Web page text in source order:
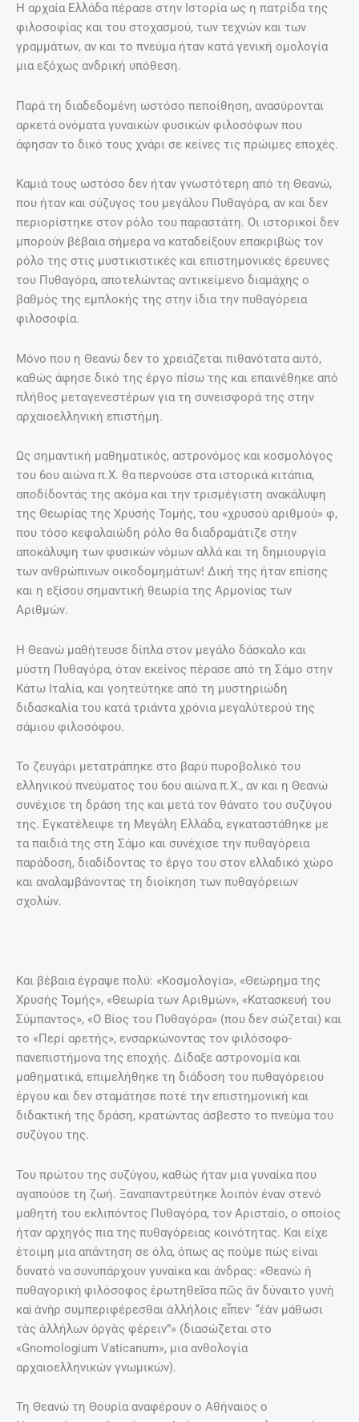
Η αρχαία Ελλάδα πέρασε στην Ιστορία ως η πατρίδα της
φιλοσοφίας και του στοχασμού, των τεχνών και των
γραμμάτων, αν και το πνεύμα ήταν κατά γενική ομολογία
μια εξόχως ανδρική υπόθεση.
Παρά τη διαδεδομένη ωστόσο πεποίθηση, ανασύρονται
αρκετά ονόματα γυναικών φυσικών φιλοσόφων που
άφησαν το δικό τους χνάρι σε κείνες τις πρώιμες εποχές.
Καμιά τους ωστόσο δεν ήταν γνωστότερη από τη Θεανώ,
που ήταν και σύζυγος του μεγάλου Πυθαγόρα, αν και δεν
περιορίστηκε στον ρόλο του παραστάτη. Οι ιστορικοί δεν
μπορούν βέβαια σήμερα να καταδείξουν επακριβώς τον
ρόλο της στις μυστικιστικές και επιστημονικές έρευνες
του Πυθαγόρα, αποτελώντας αντικείμενο διαμάχης ο
βαθμός της εμπλοκής της στην ίδια την πυθαγόρεια
φιλοσοφία.
Μόνο που η Θεανώ δεν το χρειάζεται πιθανότατα αυτό,
καθώς άφησε δικό της έργο πίσω της και επαινέθηκε από
πλήθος μεταγενεστέρων για τη συνεισφορά της στην
αρχαιοελληνική επιστήμη.
Ως σημαντική μαθηματικός, αστρονόμος και κοσμολόγος
του 6ου αιώνα π.Χ. θα περνούσε στα ιστορικά κιτάπια,
αποδίδοντάς της ακόμα και την τρισμέγιστη ανακάλυψη
της Θεωρίας της Χρυσής Τομής, του «χρυσού αριθμού» φ,
που τόσο κεφαλαιώδη ρόλο θα διαδραμάτιζε στην
αποκάλυψη των φυσικών νόμων αλλά και τη δημιουργία
των ανθρώπινων οικοδομημάτων! Δική της ήταν επίσης
και η εξίσου σημαντική θεωρία της Αρμονίας των
Αριθμών.
Η Θεανώ μαθήτευσε δίπλα στον μεγάλο δάσκαλο και
μύστη Πυθαγόρα, όταν εκείνος πέρασε από τη Σάμο στην
Κάτω Ιταλία, και γοητεύτηκε από τη μυστηριώδη
διδασκαλία του κατά τριάντα χρόνια μεγαλύτερού της
σάμιου φιλοσόφου.
Το ζευγάρι μετατράπηκε στο βαρύ πυροβολικό του
ελληνικού πνεύματος του 6ου αιώνα π.Χ., αν και η Θεανώ
συνέχισε τη δράση της και μετά τον θάνατο του συζύγου
της. Εγκατέλειψε τη Μεγάλη Ελλάδα, εγκαταστάθηκε με
τα παιδιά της στη Σάμο και συνέχισε την πυθαγόρεια
παράδοση, διαδίδοντας το έργο του στον ελλαδικό χώρο
και αναλαμβάνοντας τη διοίκηση των πυθαγόρειων
σχολών.
Και βέβαια έγραψε πολύ: «Κοσμολογία», «Θεώρημα της
Χρυσής Τομής», «Θεωρία των Αριθμών», «Κατασκευή του
Σύμπαντος», «Ο Βίος του Πυθαγόρα» (που δεν σώζεται) και
το «Περί αρετής», ενσαρκώνοντας τον φιλόσοφο-
πανεπιστήμονα της εποχής. Δίδαξε αστρονομία και
μαθηματικά, επιμελήθηκε τη διάδοση του πυθαγόρειου
έργου και δεν σταμάτησε ποτέ την επιστημονική και
διδακτική της δράση, κρατώντας άσβεστο το πνεύμα του
συζύγου της.
Του πρώτου της συζύγου, καθώς ήταν μια γυναίκα που
αγαπούσε τη ζωή. Ξαναπαντρεύτηκε λοιπόν έναν στενό
μαθητή του εκλιπόντος Πυθαγόρα, τον Αρισταίο, ο οποίος
ήταν αρχηγός πια της πυθαγόρειας κοινότητας. Και είχε
έτοιμη μια απάντηση σε όλα, όπως ας πούμε πώς είναι
δυνατό να συνυπάρχουν γυναίκα και άνδρας: «Θεανὼ ἡ
πυθαγορικὴ φιλόσοφος ἐρωτηθεῖσα πῶς ἂν δύναιτο γυνὴ
καὶ ἀνὴρ συμπεριφέρεσθαι ἀλλήλοις εἶπεν· ‘‘ἐὰν μάθωσι
τὰς ἀλλήλων ὀργὰς φέρειν”» (διασώζεται στο
«Gnomologium Vaticanum», μια ανθολογία
αρχαιοελληνικών γνωμικών).
Τη Θεανώ τη Θουρία αναφέρουν ο Αθήναιος ο